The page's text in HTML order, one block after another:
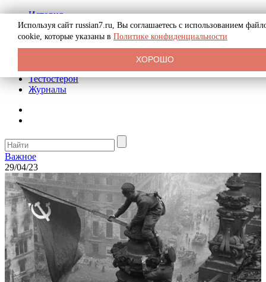
История
Биография
Криминал
Реклама на сайте
Тестостерон
Журналы
Важное
29/04/23
Используя сайт russian7.ru, Вы соглашаетесь с использованием
cookie, которые указаны в Политике конфиденциальности
ХОРОШО